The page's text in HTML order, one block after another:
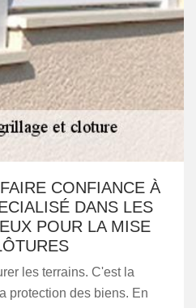
CONFIANCE À
DANS LES
POUR LA MISE
les terrains. C'est la
protection des biens. En